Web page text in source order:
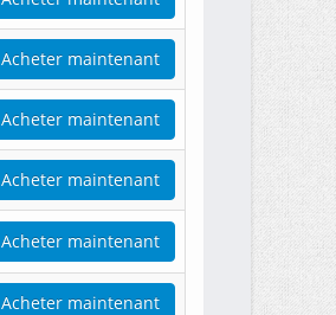
Acheter maintenant
Acheter maintenant
Acheter maintenant
Acheter maintenant
Acheter maintenant